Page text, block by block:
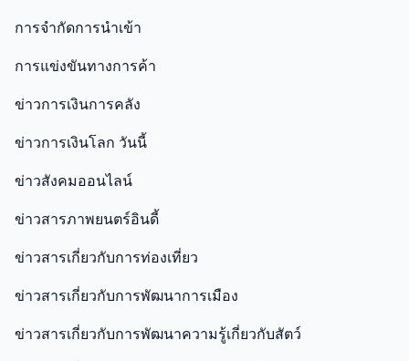
การจำกัดการนำเข้า
การแข่งขันทางการค้า
ข่าวการเงินการคลัง
ข่าวการเงินโลก วันนี้
ข่าวสังคมออนไลน์
ข่าวสารภาพยนตร์อินดี้
ข่าวสารเกี่ยวกับการท่องเที่ยว
ข่าวสารเกี่ยวกับการพัฒนาการเมือง
ข่าวสารเกี่ยวกับการพัฒนาความรู้เกี่ยวกับสัตว์